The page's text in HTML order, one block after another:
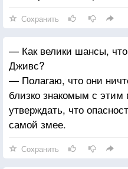
Сохранить
— Как велики шансы,
Дживс?
— Полагаю, что они
близко знакомым с
утверждать, что
самой змее.
Сохранить